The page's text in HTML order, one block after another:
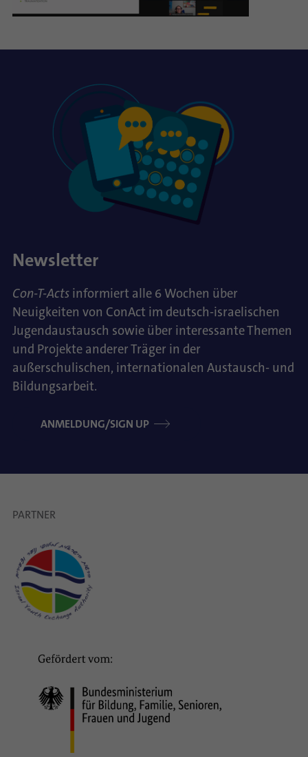
Newsletter
Con-T-Acts informiert alle 6 Wochen über
Neuigkeiten von ConAct im deutsch-israelischen
Jugendaustausch sowie über interessante Themen
und Projekte anderer Träger in der
außerschulischen, internationalen Austausch- und
Bildungsarbeit.
ANMELDUNG/SIGN UP
PARTNER